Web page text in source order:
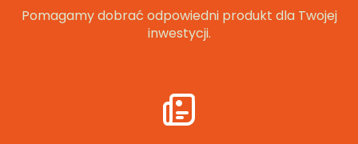
Pomagamy dobrać odpowiedni produkt dla Twojej
inwestycji.